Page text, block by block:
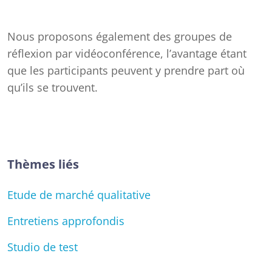
Nous proposons également des groupes de
réflexion par vidéoconférence, l’avantage étant
que les participants peuvent y prendre part où
qu’ils se trouvent.
Thèmes liés
Etude de marché qualitative
Entretiens approfondis
Studio de test